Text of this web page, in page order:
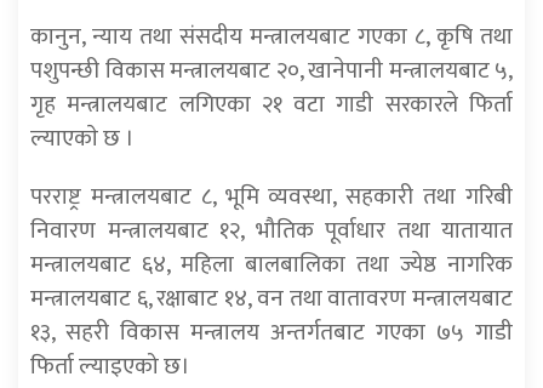
कानुन, न्याय तथा संसदीय मन्त्रालयबाट गएका ८, कृषि तथा
पशुपन्छी विकास मन्त्रालयबाट २०, खानेपानी मन्त्रालयबाट ५,
गृह मन्त्रालयबाट लगिएका २१ वटा गाडी सरकारले फिर्ता
ल्याएकाे छ ।
परराष्ट्र मन्त्रालयबाट ८, भूमि व्यवस्था, सहकारी तथा गरिबी
निवारण मन्त्रालयबाट १२, भौतिक पूर्वाधार तथा यातायात
मन्त्रालयबाट ६४, महिला बालबालिका तथा ज्येष्ठ नागरिक
मन्त्रालयबाट ६, रक्षाबाट १४, वन तथा वातावरण मन्त्रालयबाट
१३, सहरी विकास मन्त्रालय अन्तर्गतबाट गएका ७५ गाडी
फिर्ता ल्याइएको छ।